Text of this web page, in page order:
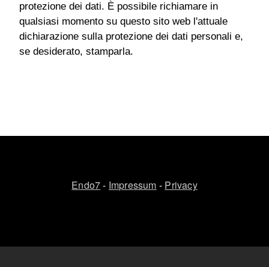
protezione dei dati. È possibile richiamare in
qualsiasi momento su questo sito web l'attuale
dichiarazione sulla protezione dei dati personali e,
se desiderato, stamparla.
Endo7- Impressum - Privacy